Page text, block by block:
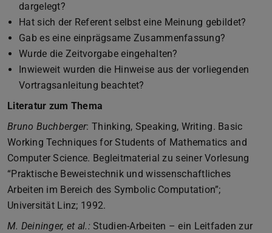
dargelegt?
Hat sich der Referent selbst eine Meinung gebildet?
Gab es eine einprägsame Zusammenfassung?
Wurde die Zeitvorgabe eingehalten?
Inwieweit wurden die Hinweise aus der vorliegenden
Vortragsanleitung beachtet?
Literatur zum Thema
Bruno Buchberger: Thinking, Speaking, Writing. Basic
Working Techniques for Students of Mathematics and
Computer Science. Begleitmaterial zu seiner Vorlesung
“Praktische Beweistechnik und wissenschaftliches
Arbeiten im Bereich des Symbolic Computation”;
Universität Linz; 1992.
M. Deininger, et al.:Studien-Arbeiten – ein Leitfaden zur